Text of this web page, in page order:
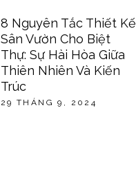
8 Nguyên Tắc Thiết Kế
Sân Vườn Cho Biệt
Thự: Sự Hài Hòa Giữa
Thiên Nhiên Và Kiến
Trúc
29 THÁNG 9, 2024